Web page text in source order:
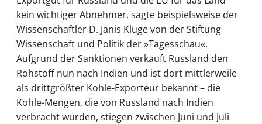
kein wichtiger Abnehmer, sagte beispielsweise der
Wissenschaftler D. Janis Kluge von der Stiftung
Wissenschaft und Politik der »Tagesschau«.
Aufgrund der Sanktionen verkauft Russland den
Rohstoff nun nach Indien und ist dort mittlerweile
als drittgrößter Kohle-Exporteur bekannt – die
Kohle-Mengen, die von Russland nach Indien
verbracht wurden, stiegen zwischen Juni und Juli